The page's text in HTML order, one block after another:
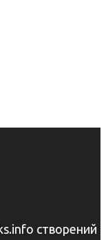
створений